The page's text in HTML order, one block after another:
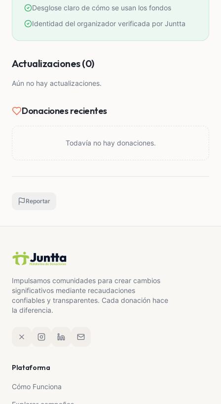
Desglose claro de cómo se usan los fondos
Identidad del organizador verificada por Juntta
Actualizaciones (0)
Aún no hay actualizaciones.
Donaciones recientes
Todavía no hay donaciones.
Reportar
Impulsamos comunidades para crear cambios
significativos mediante recaudaciones
confiables y transparentes. Cada donación hace
la diferencia.
Plataforma
Cómo Funciona